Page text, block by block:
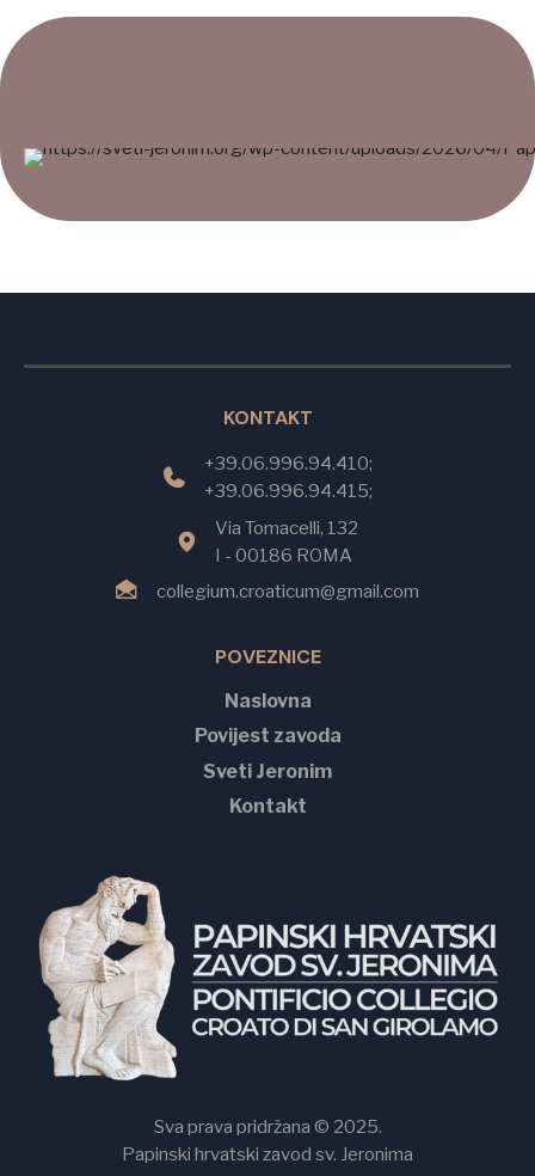
Papinski hrvatski zavod svetog Jeronima
KONTAKT
+39.06.996.94.410;
+39.06.996.94.415;
Via Tomacelli, 132
I - 00186 ROMA
collegium.croaticum@gmail.com
POVEZNICE
Naslovna
Povijest zavoda
Sveti Jeronim
Kontakt
Sva prava pridržana © 2025.
Papinski hrvatski zavod sv. Jeronima